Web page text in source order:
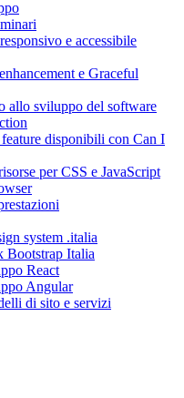
e accessibile
e Graceful
allo sviluppo del software
disponibili con Can I
per CSS e JavaScript
system .italia
Bootstrap Italia
React
Angular
di sito e servizi